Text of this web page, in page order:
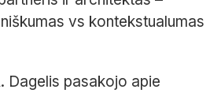
vs kontekstualumas
Dagelis pasakojo apie